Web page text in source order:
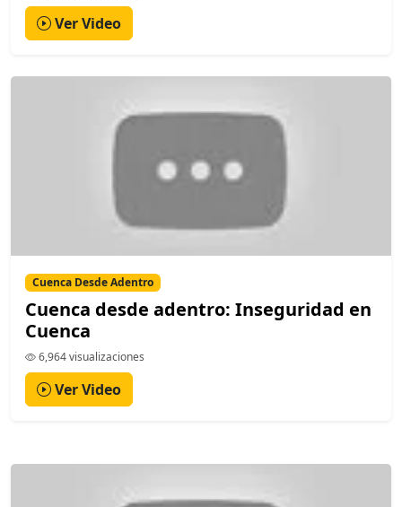
Ver Video
Cuenca Desde Adentro
Cuenca desde adentro: Inseguridad en
Cuenca
6,964 visualizaciones
Ver Video